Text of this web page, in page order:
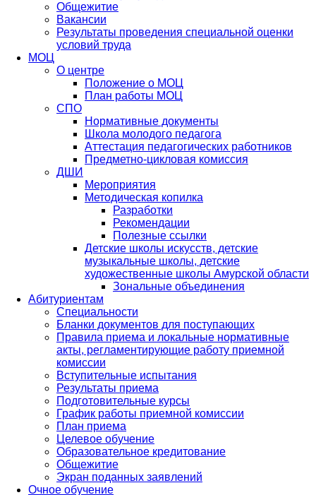
Общежитие
Вакансии
Результаты проведения специальной оценки
условий труда
МОЦ
О центре
Положение о МОЦ
План работы МОЦ
СПО
Нормативные документы
Школа молодого педагога
Аттестация педагогических работников
Предметно-цикловая комиссия
ДШИ
Мероприятия
Методическая копилка
Разработки
Рекомендации
Полезные ссылки
Детские школы искусств, детские
музыкальные школы, детские
художественные школы Амурской области
Зональные объединения
Абитуриентам
Специальности
Бланки документов для поступающих
Правила приема и локальные нормативные
акты, регламентирующие работу приемной
комиссии
Вступительные испытания
Результаты приема
Подготовительные курсы
График работы приемной комиссии
План приема
Целевое обучение
Образовательное кредитование
Общежитие
Экран поданных заявлений
Очное обучение